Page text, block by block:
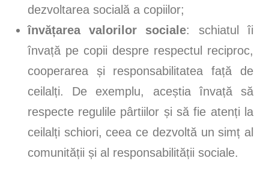
dezvoltarea socială a copiilor;
învățarea valorilor sociale: schiatul îi
învață pe copii despre respectul reciproc,
cooperarea și responsabilitatea față de
ceilalți. De exemplu, aceștia învață să
respecte regulile pârtiilor și să fie atenți la
ceilalți schiori, ceea ce dezvoltă un simț al
comunității și al responsabilității sociale.